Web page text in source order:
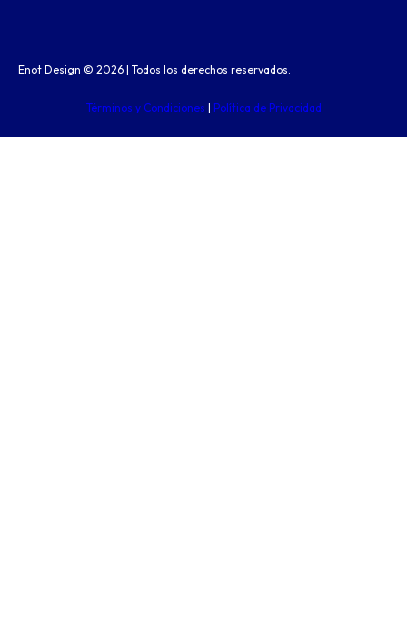
Enot Design © 2026 | Todos los derechos reservados.
Términos y Condiciones | Política de Privacidad